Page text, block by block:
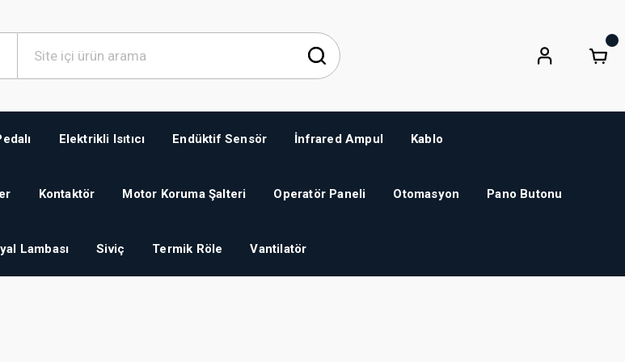
Elektrikli Isıtıcı Endüktif Sensör İnfrared Ampul Kablo
Kontaktör Motor Koruma Şalteri Operatör Paneli Otomasyon Pano Butonu
Lambası Siviç Termik Röle Vantilatör